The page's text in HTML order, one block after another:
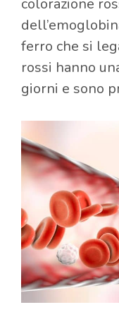
ferro che si
rossi hanno
giorni e sono